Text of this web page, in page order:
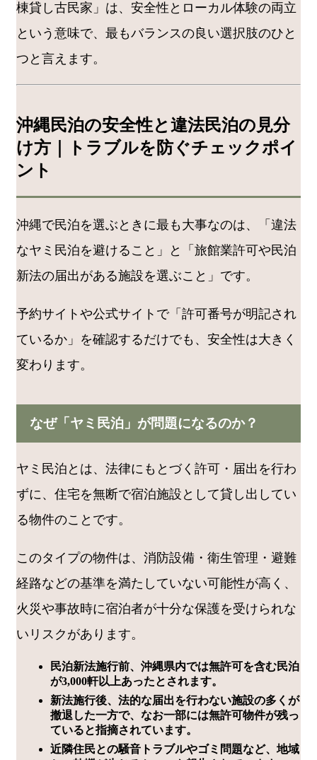
棟貸し古民家」は、安全性とローカル体験の両立
という意味で、最もバランスの良い選択肢のひと
つと言えます。
沖縄民泊の安全性と違法民泊の見分
け方｜トラブルを防ぐチェックポイ
ント
沖縄で民泊を選ぶときに最も大事なのは、「違法
なヤミ民泊を避けること」と「旅館業許可や民泊
新法の届出がある施設を選ぶこと」です。
予約サイトや公式サイトで「許可番号が明記され
ているか」を確認するだけでも、安全性は大きく
変わります。
なぜ「ヤミ民泊」が問題になるのか？
ヤミ民泊とは、法律にもとづく許可・届出を行わ
ずに、住宅を無断で宿泊施設として貸し出してい
る物件のことです。
このタイプの物件は、消防設備・衛生管理・避難
経路などの基準を満たしていない可能性が高く、
火災や事故時に宿泊者が十分な保護を受けられな
いリスクがあります。
民泊新法施行前、沖縄県内では無許可を含む民泊
が3,000軒以上あったとされます。
新法施行後、法的な届出を行わない施設の多くが
撤退した一方で、なお一部には無許可物件が残っ
ていると指摘されています。
近隣住民との騒音トラブルやゴミ問題など、地域